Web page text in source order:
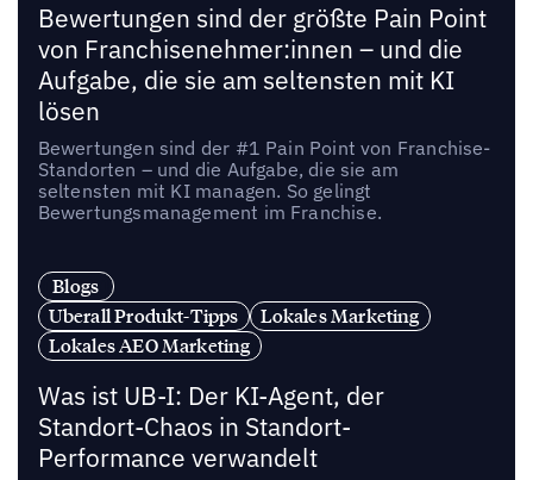
Bewertungen sind der größte Pain Point
von Franchisenehmer:innen – und die
Aufgabe, die sie am seltensten mit KI
lösen
Bewertungen sind der #1 Pain Point von Franchise-
Standorten – und die Aufgabe, die sie am
seltensten mit KI managen. So gelingt
Bewertungsmanagement im Franchise.
Blogs
Uberall Produkt-Tipps
Lokales Marketing
Lokales AEO Marketing
Was ist UB-I: Der KI-Agent, der
Standort-Chaos in Standort-
Performance verwandelt